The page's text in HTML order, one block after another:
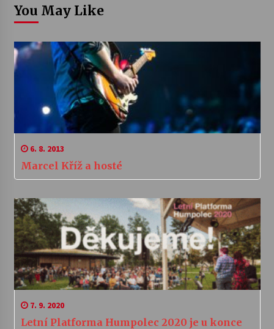
You May Like
6. 8. 2013
Marcel Kříž a hosté
7. 9. 2020
Letní Platforma Humpolec 2020 je u konce